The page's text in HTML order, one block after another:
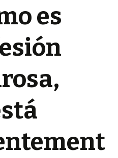
es